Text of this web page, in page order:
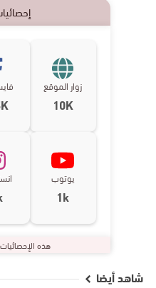
زوار الموقع
10K
يوتوب
1k
هذه
شاهد أيضا